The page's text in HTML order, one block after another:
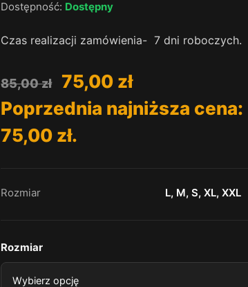
Dostępność: Dostępny
Czas realizacji zamówienia- 7 dni roboczych.
85,00zł 75,00 zł
Poprzednia najniższa cena:
75,00 zł.
Rozmiar L, M, S, XL, XXL
Rozmiar